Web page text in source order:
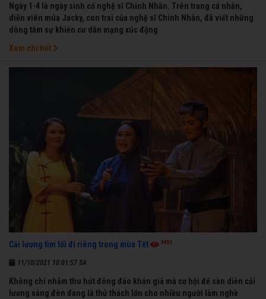
Ngày 1-4 là ngày sinh cố nghệ sĩ Chinh Nhân. Trên trang cá nhân,
diễn viên múa Jacky, con trai của nghệ sĩ Chinh Nhân, đã viết những
dòng tâm sự khiến cư dân mạng xúc động
Xem chi tiết
Cải lương tìm lối đi riêng trong mùa Tết 3951
11/10/2021 10:01:57 SA
Không chỉ nhằm thu hút đông đảo khán giả mà cơ hội để sàn diễn cải
lương sáng đèn đang là thử thách lớn cho nhiều người làm nghề